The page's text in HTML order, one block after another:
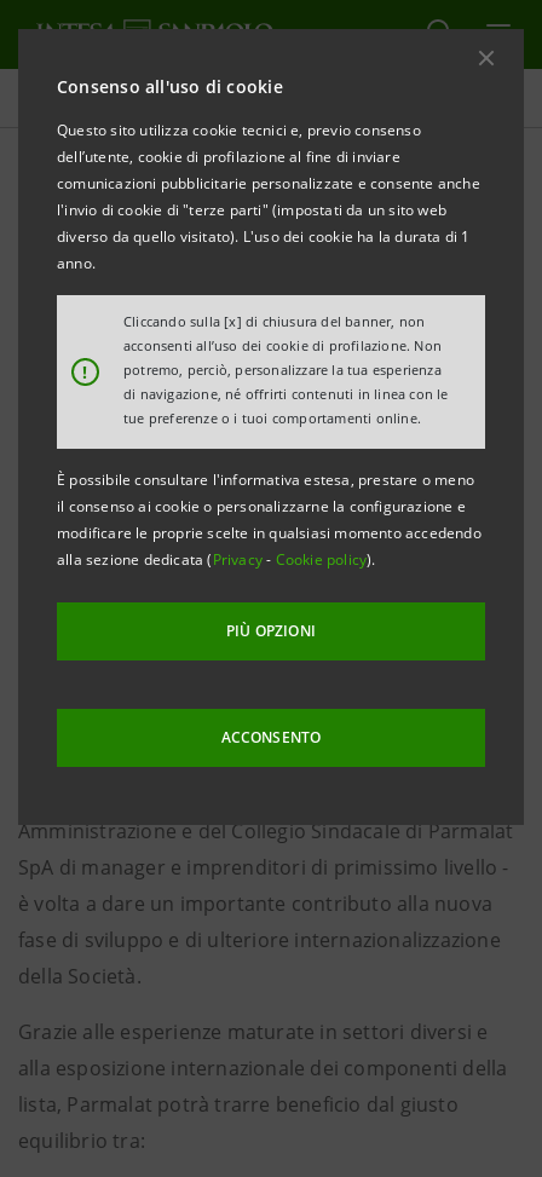
Consenso all'uso di cookie
Questo sito utilizza cookie tecnici e, previo consenso
dell’utente, cookie di profilazione al fine di inviare
comunicazioni pubblicitarie personalizzate e consente anche
l'invio di cookie di "terze parti" (impostati da un sito web
diverso da quello visitato). L'uso dei cookie ha la durata di 1
anno.
!
Cliccando sulla [x] di chiusura del banner, non
acconsenti all’uso dei cookie di profilazione. Non
potremo, perciò, personalizzare la tua esperienza
di navigazione, né offrirti contenuti in linea con le
tue preferenze o i tuoi comportamenti online.
È possibile consultare l'informativa estesa, prestare o meno
il consenso ai cookie o personalizzarne la configurazione e
modificare le proprie scelte in qualsiasi momento accedendo
alla sezione dedicata (Privacy- Cookie policy).
PIÙ OPZIONI
ACCONSENTO
Comunicati stampa
STAMPA AGGIORNA
INTESA SANPAOLO: DEPOSITATA LA LISTA PER IL
CONSIGLIO DI AMMINISTRAZIONE E IL COLLEGIO
Torino, Milano, 18 marzo 2011– Intesa Sanpaolo SpA,
azionista di Parmalat SpA con 37.238.967 azioni pari al
2,15% del capitale sociale, ha depositato in data
odierna una lista di candidati al Consiglio di
Amministrazione e una lista di candidati al Collegio
Sindacale di Parmalat S.p.A., in vista del rinnovo di tali
dell’Assemblea Ordinaria convocata per il giorno 12
aprile 2011 in prima convocazione e per il giorno 14
aprile 2011 in seconda convocazione.
Amministrazione e del Collegio Sindacale di Parmalat
SpA di manager e imprenditori di primissimo livello -
è volta a dare un importante contributo alla nuova
fase di sviluppo e di ulteriore internazionalizzazione
della Società.
Grazie alle esperienze maturate in settori diversi e
alla esposizione internazionale dei componenti della
lista, Parmalat potrà trarre beneficio dal giusto
equilibrio tra: